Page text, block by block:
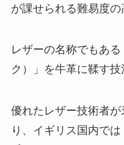
が課せられる難易度の
レザーの名称でもあ
ク）」を牛革に鞣す技
優れたレザー技術者
り、イギリス国内で